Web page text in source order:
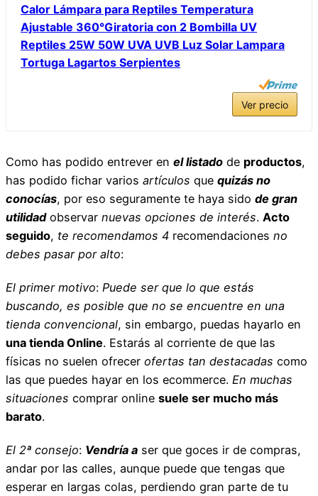
Calor Lámpara para Reptiles Temperatura
Ajustable 360°Giratoria con 2 Bombilla UV
Reptiles 25W 50W UVA UVB Luz Solar Lampara
Tortuga Lagartos Serpientes
Ver precio
Como has podido entrever en el listado de productos,
has podido fichar varios artículos que quizás no
conocías, por eso seguramente te haya sido de gran
utilidadobservar nuevas opciones de interés. Acto
seguido, te recomendamos 4 recomendaciones no
debes pasar por alto:
El primer motivo: Puede ser que lo que estás
buscando, es posible que no se encuentre en una
tienda convencional, sin embargo, puedas hayarlo en
una tienda Online. Estarás al corriente de que las
físicas no suelen ofrecer ofertas tan destacadas como
las que puedes hayar en los ecommerce. En muchas
situaciones comprar online suele ser mucho más
barato.
El 2ª consejo: Vendría a ser que goces ir de compras,
andar por las calles, aunque puede que tengas que
esperar en largas colas, perdiendo gran parte de tu